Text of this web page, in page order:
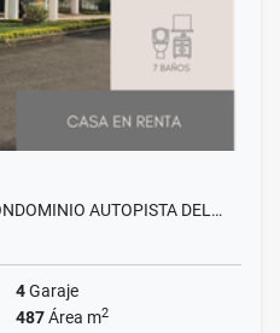
AUTOPISTA DEL…
4Garaje
487Área m2